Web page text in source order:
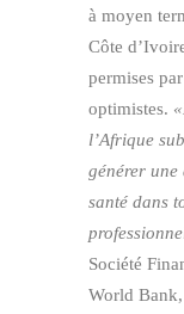
à moyen
Côte
permises
optimistes.
l’Afrique
générer une
santé dans
Société
World